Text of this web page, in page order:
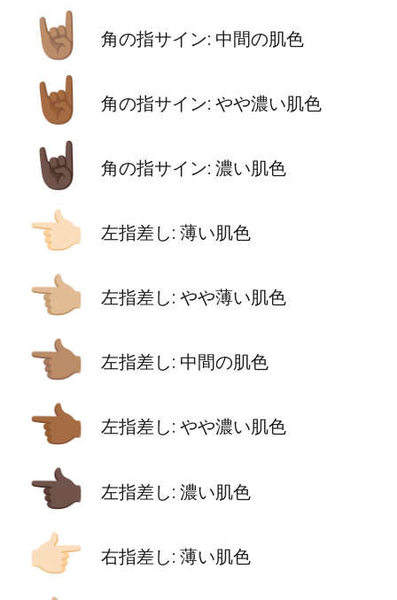
🤘🏽 角の指サイン: 中間の肌色
🤘🏾 角の指サイン: やや濃い肌色
🤘🏿 角の指サイン: 濃い肌色
👈🏻 左指差し: 薄い肌色
👈🏼 左指差し: やや薄い肌色
👈🏽 左指差し: 中間の肌色
👈🏾 左指差し: やや濃い肌色
👈🏿 左指差し: 濃い肌色
👉🏻 右指差し: 薄い肌色